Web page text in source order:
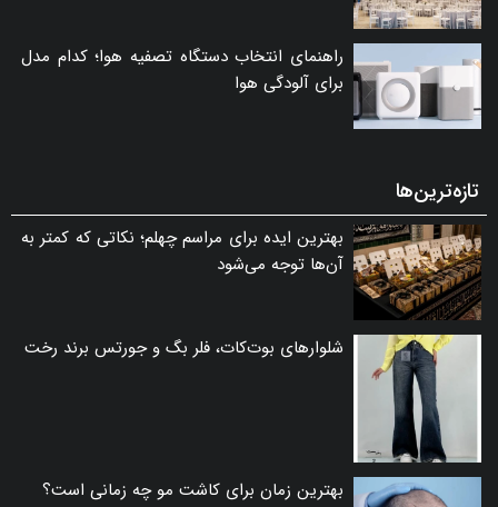
راهنمای انتخاب دستگاه تصفیه هوا؛ کدام مدل
برای آلودگی هوا
تازه‌ترین‌ها
بهترین ایده برای مراسم چهلم؛ نکاتی که کمتر به
آن‌ها توجه می‌شود
شلوارهای بوت‌کات، فلر بگ و جورتس برند رخت
بهترین زمان برای کاشت مو چه زمانی است؟